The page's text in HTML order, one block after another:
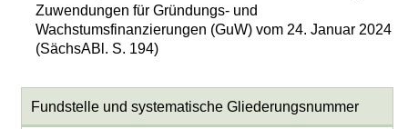
Zuwendungen für Gründungs- und
Wachstumsfinanzierungen (GuW) vom 24. Januar 2024
(SächsABl. S. 194)
Fundstelle und systematische Gliederungsnummer